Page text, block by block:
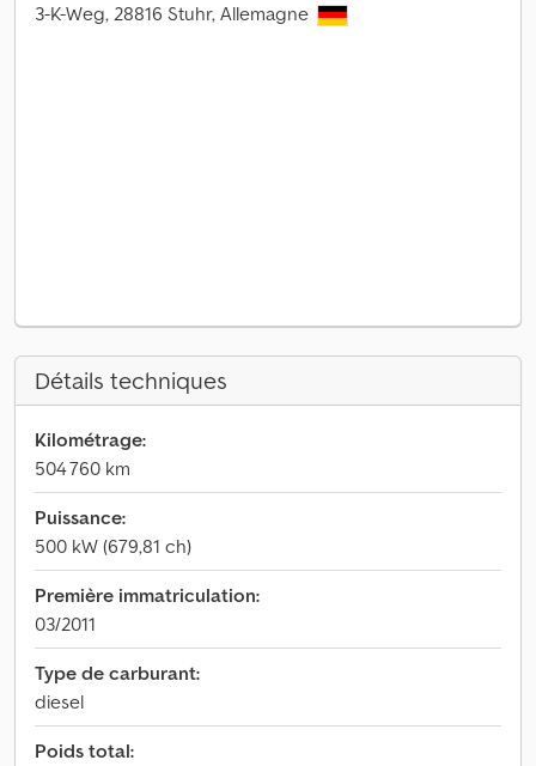
3-K-Weg, 28816 Stuhr, Allemagne
Détails techniques
Kilométrage:
504 760 km
Puissance:
500 kW (679,81 ch)
Première immatriculation:
03/2011
Type de carburant:
diesel
Poids total: